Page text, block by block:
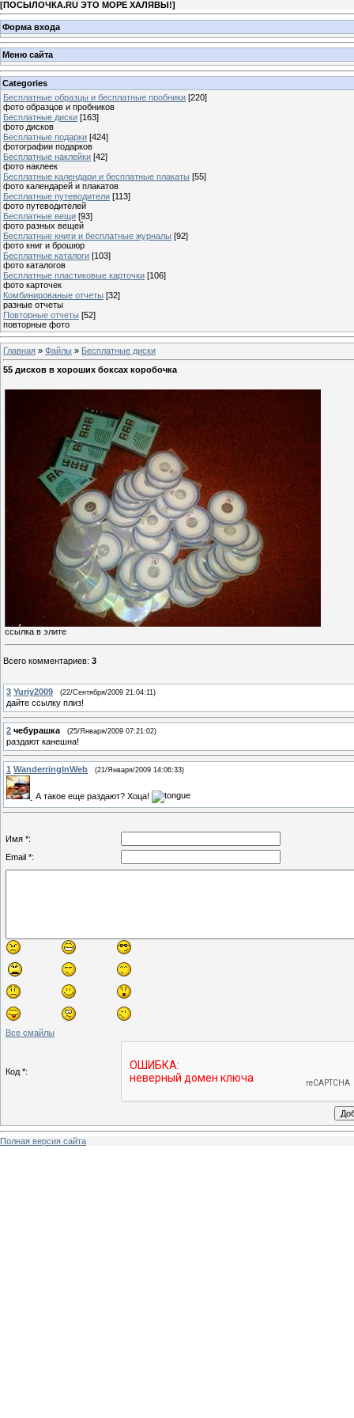
[ПОСЫЛОЧКА.RU ЭТО МОРЕ ХАЛЯВЫ!]
Форма входа
Меню сайта
Categories
Бесплатные образцы и бесплатные пробники [220]
фото образцов и пробников
Бесплатные диски [163]
фото дисков
Бесплатные подарки [424]
фотографии подарков
Бесплатные наклейки [42]
фото наклеек
Бесплатные календари и бесплатные плакаты [55]
фото календарей и плакатов
Бесплатные путеводители [113]
фото путеводителей
Бесплатные вещи [93]
фото разных вещей
Бесплатные книги и бесплатные журналы [92]
фото книг и брошюр
Бесплатные каталоги [103]
фото каталогов
Бесплатные пластиковые карточки [106]
фото карточек
Комбинированые отчеты [32]
разные отчеты
Повторные отчеты [52]
повторные фото
Главная » Файлы » Бесплатные диски
55 дисков в хороших боксах коробочка
ссылка в элите
Всего комментариев: 3
3 Yuriy2009 (22/Сентября/2009 21:04:11)
дайте ссылку плиз!
2 чебурашка (25/Января/2009 07:21:02)
раздают канешна!
1 WanderringInWeb (21/Января/2009 14:06:33)
А такое еще раздают? Хоца!
Имя *:
Email *:
Все смайлы
Код *:
Полная версия сайта